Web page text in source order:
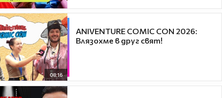
08:16
ANIVENTURE COMIC CON 2026:
Влязохме в друг свят!